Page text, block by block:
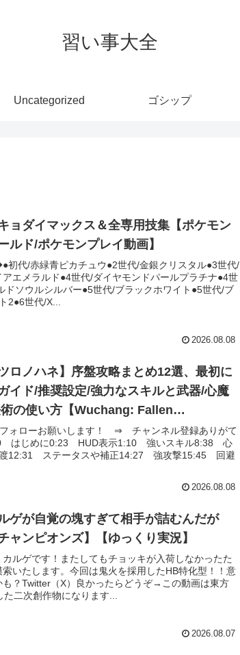
習い事大全
Uncategorized ゴシップ
ョダイマックス＆全専用技集【ポケモン
ルド/ポケモンプレイ動画】
代/赤緑青ピカチュウ●2世代/金銀クリスタル●3世代/
アエメラルド●4世代/ダイヤモンドパールプラチナ●4世
ドソウルシルバー●5世代/ブラックホワイト●5世代/ブ
2●6世代/X...
2026.08.08
ロノハネ】序盤攻略まとめ12選、最初に
イド/推奨設定/強力なスキルと武器/心魔
の使い方【Wuchang: Fallen
フォローお願いします！ ⇒ チャンネル登録ありがて
じめに0:23 HUD表示1:10 強いスキル8:38 心
12:31 ステータスや補正14:27 強攻撃15:45 回避
2026.08.08
ゲが自覚の塊すぎて相手が詰むんだが
ャンピオンズ】【ゆっくり実況】
ルゲです！またしてもチョッキが入荷しなかったた
いたします。今回は鬼火を採用したHB特化型！！意
も？Twitter（X）良かったらどうぞ→この動画は東方
二次創作物になります...
2026.08.07